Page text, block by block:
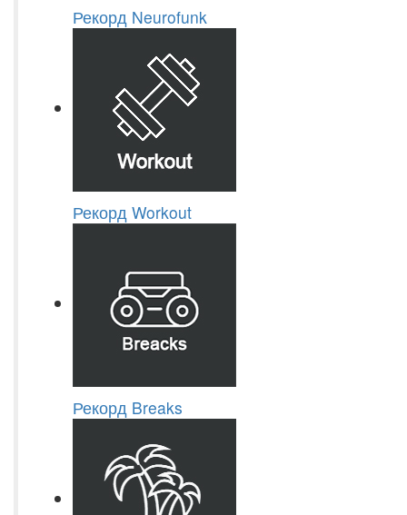
Рекорд Neurofunk
Рекорд Workout
Рекорд Breaks